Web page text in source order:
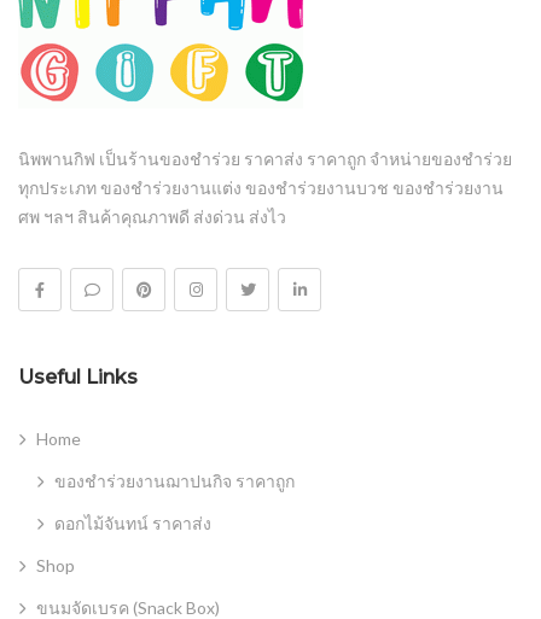
นิพพานกิฟ เป็นร้านของชำร่วย ราคาส่ง ราคาถูก จำหน่ายของชำร่วย
ทุกประเภท ของชำร่วยงานแต่ง ของชำร่วยงานบวช ของชำร่วยงาน
ศพ ฯลฯ สินค้าคุณภาพดี ส่งด่วน ส่งไว
Useful Links
Home
ของชำร่วยงานฌาปนกิจ ราคาถูก
ดอกไม้จันทน์ ราคาส่ง
Shop
ขนมจัดเบรค (Snack Box)